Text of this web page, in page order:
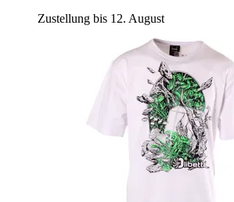
Zustellung bis 12. August